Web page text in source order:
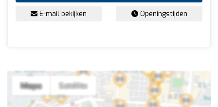
E-mail bekijken Openingstijden